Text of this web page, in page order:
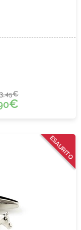
45€
€
ESAURITO